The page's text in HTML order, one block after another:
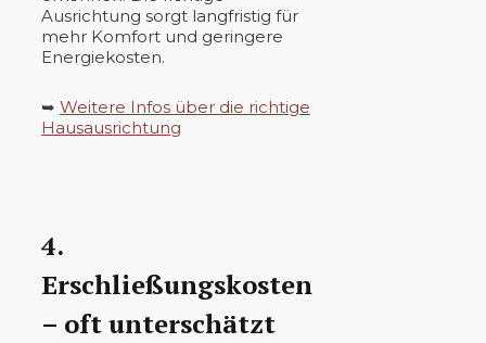
Ausrichtung sorgt langfristig für
mehr Komfort und geringere
Energiekosten.
➥ Weitere Infos über die richtige
Hausausrichtung
4.
Erschließungskosten
– oft unterschätzt